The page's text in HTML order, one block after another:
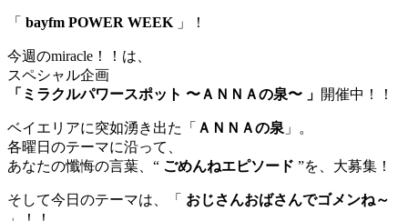
「 bayfm POWER WEEK 」！
今週のmiracle！！は、
スペシャル企画
「ミラクルパワースポット 〜ＡＮＮＡの泉〜 」 開催中！！
ベイエリアに突如湧き出た「 ＡＮＮＡの泉 」。
各曜日のテーマに沿って、
あなたの懺悔の言葉、“ ごめんねエピソード ”を、大募集！
そして今日のテーマは、「 おじさんおばさんでゴメンね～